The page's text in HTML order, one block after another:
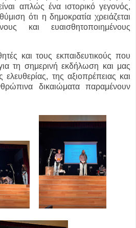
απλώς ένα ιστορικό γεγονός,
ότι η δημοκρατία χρειάζεται
και ευαισθητοποιημένους
και τους εκπαιδευτικούς που
τη σημερινή εκδήλωση και μας
ελευθερίας, της αξιοπρέπειας και
δικαιώματα παραμένουν